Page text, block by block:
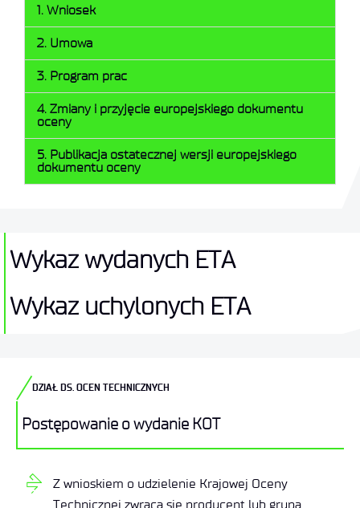
1. Wniosek
2. Umowa
3. Program prac
4. Zmiany i przyjęcie europejskiego dokumentu
oceny
5. Publikacja ostatecznej wersji europejskiego
dokumentu oceny
Wykaz wydanych ETA
Wykaz uchylonych ETA
DZIAŁ DS. OCEN TECHNICZNYCH
Postępowanie o wydanie KOT
Z wnioskiem o udzielenie Krajowej Oceny
Technicznej zwraca się producent lub grupa